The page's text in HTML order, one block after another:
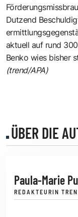
Dutzend
aktuell auf rund
Benko wies bisher
(trend/APA)
ÜBER DIE
Paula-Marie
REDAKTEURIN